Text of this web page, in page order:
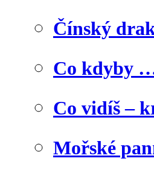
Čínský
Co kdyby
Co vidíš –
Mořské